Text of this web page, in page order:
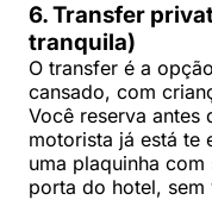
6. Transfer
tranquila)
O transfer é a
cansado, com
Você reserva antes
motorista já está te
uma plaquinha
porta do hotel,